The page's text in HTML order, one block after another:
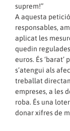
suprem!”
A aquesta
responsables,
aplicat les
quedin
euros. És
s’atengui als
treballat
empreses, a les
roba. És una
donar xifres de